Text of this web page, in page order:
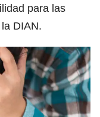
para las
DIAN.